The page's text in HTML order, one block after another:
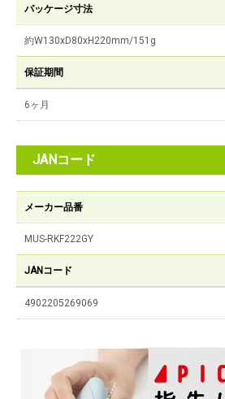
パッケージ寸法
約W130xD80xH220mm/151g
保証期間
6ヶ月
JANコード
メーカー品番
MUS-RKF222GY
JANコード
4902205269069